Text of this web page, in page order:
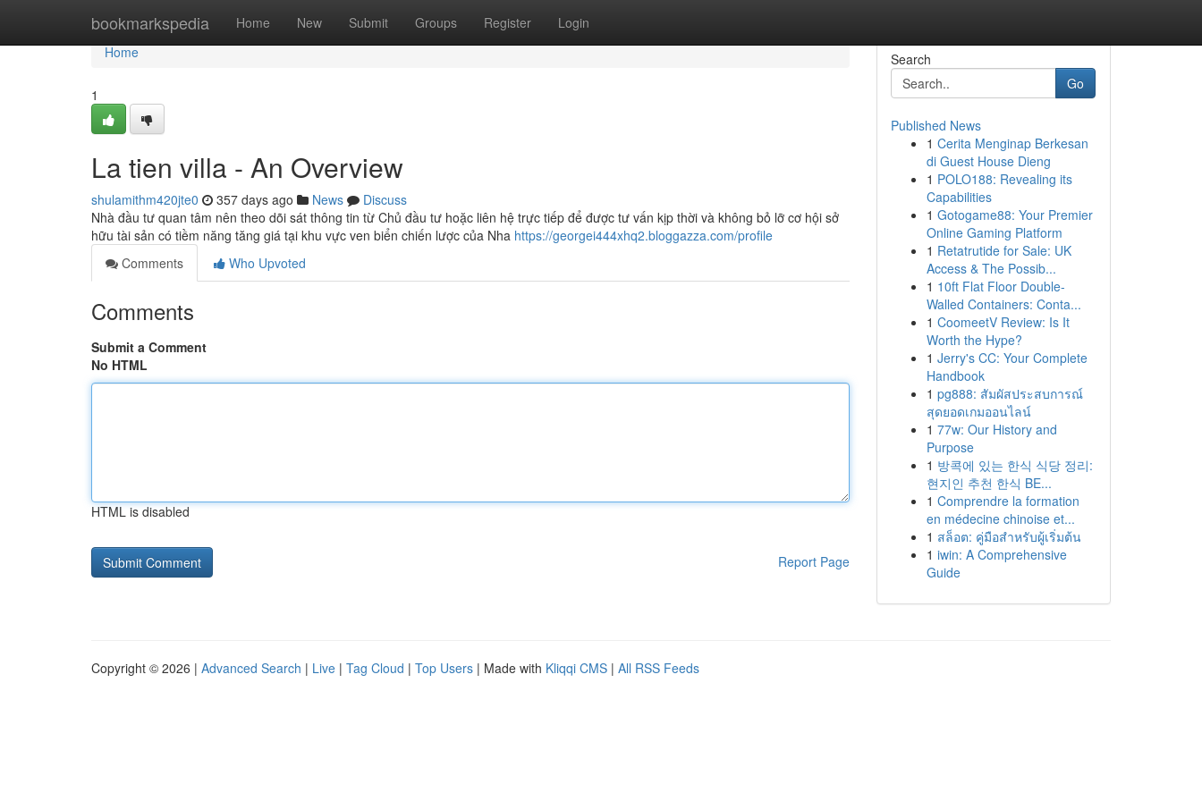
bookmarkspedia Home New Submit Groups Register Login
Home
Home
1
La tien villa - An Overview
shulamithm420jte0 357 days ago News
Discuss
Nhà đầu tư quan tâm nên theo dõi sát thông tin từ Chủ đầu tư hoặc liên hệ trực tiếp để được tư vấn kịp thời và không bỏ lỡ cơ hội sở
hữu tài sản có tiềm năng tăng giá tại khu vực ven biển chiến lược của Nha https://georgei444xhq2.bloggazza.com/profile
Comments
Who Upvoted
Comments
Submit a Comment
No HTML
HTML is disabled
Report Page
Search
Go
Published News
1 Cerita Menginap Berkesan
di Guest House Dieng
1 POLO188: Revealing its
Capabilities
1 Gotogame88: Your Premier
Online Gaming Platform
1 Retatrutide for Sale: UK
Access & The Possib...
1 10ft Flat Floor Double-
Walled Containers: Conta...
1 CoomeetV Review: Is It
Worth the Hype?
1 Jerry's CC: Your Complete
Handbook
1 pg888: สัมผัสประสบการณ์
สุดยอดเกมออนไลน์
1 77w: Our History and
Purpose
1 방콕에 있는 한식 식당 정리:
현지인 추천 한식 BE...
1 Comprendre la formation
en médecine chinoise et...
1 สล็อต: คู่มือสำหรับผู้เริ่มต้น
1 iwin: A Comprehensive
Guide
Copyright © 2026 | Advanced Search | Live | Tag Cloud | Top Users | Made with Kliqqi CMS | All RSS Feeds